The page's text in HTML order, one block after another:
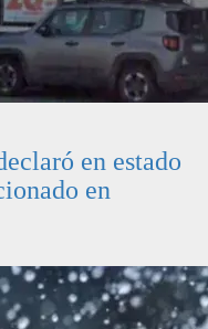
en estado
en